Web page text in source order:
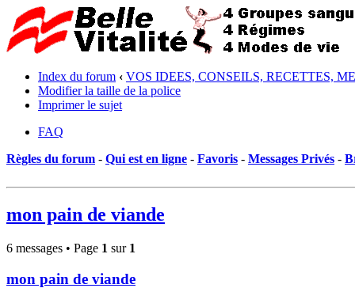
Index du forum ‹ VOS IDEES, CONSEILS, RECETTES,
Modifier la taille de la police
Imprimer le sujet
FAQ
Règles du forum - Qui est en ligne - Favoris - Messages Privés -
mon pain de viande
6 messages • Page 1 sur 1
mon pain de viande